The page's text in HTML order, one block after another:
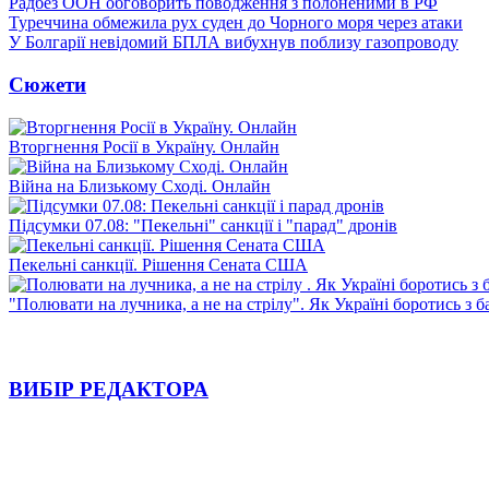
Туреччина обмежила рух суден до Чорного моря через атаки
У Болгарії невідомий БПЛА вибухнув поблизу газопроводу
Сюжети
Вторгнення Росії в Україну. Онлайн
Війна на Близькому Сході. Онлайн
Підсумки 07.08: "Пекельні" санкції і "парад" дронів
Пекельні санкції. Рішення Сената США
"Полювати на лучника, а не на стрілу". Як Україні боротись з
ВИБІР РЕДАКТОРА